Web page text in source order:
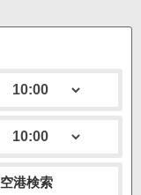
空港検索